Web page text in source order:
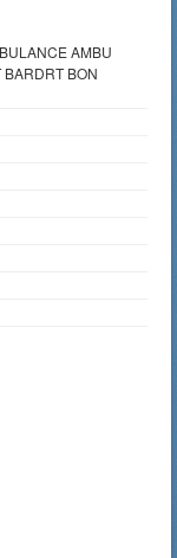
AMBU
BON